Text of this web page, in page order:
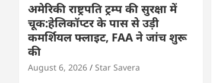
अमेरिकी राष्ट्रपति ट्रम्प की सुरक्षा में
चूक:हेलिकॉप्टर के पास से उड़ी
कमर्शियल फ्लाइट, FAA ने जांच शुरू
की
August 6, 2026 Star Savera